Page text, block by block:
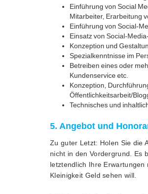
Einführung von Social
Mitarbeiter, Erarbeitung
Einführung von Social-
Einsatz von Social-
Konzeption und
Spezialkenntnisse im
Betreiben eines oder
Kundenservice etc.
Konzeption,
Öffentlichkeitsarbeit/
Technisches und
5. Angebot und
Zu guter Letzt: Holen Sie die
nicht in den Vordergrund. Es
letztendlich Ihre
Kleinigkeit Geld sehen will.